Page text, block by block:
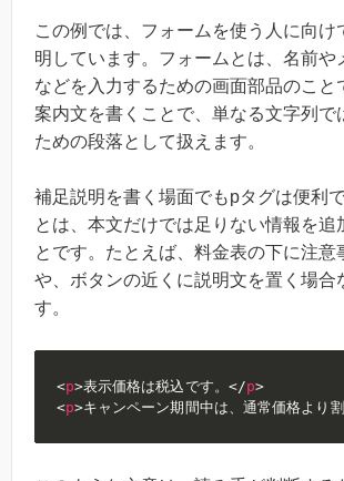
この例では、フォームを使う人に向け
明しています。フォームとは、名前や
などを入力するための画面部品のこと
案内文を書くことで、単なる文字列で
ための段落として扱えます。
補足説明を書く場面でもpタグは便利
とは、本文だけでは足りない情報を追
とです。たとえば、料金表の下に注意
や、ボタンの近くに説明文を置く場合
す。
<p>表示価格は税込です。 </p>
<p>キャンペーン期間中は、通常価格より